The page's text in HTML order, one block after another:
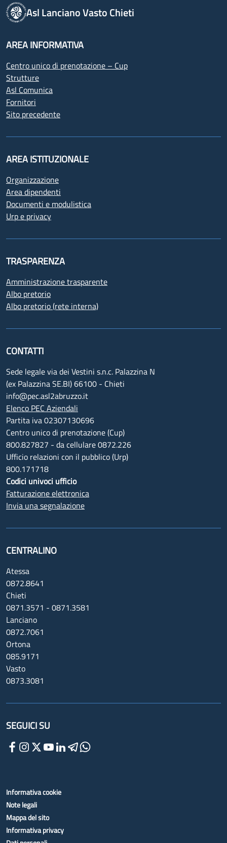
Asl Lanciano Vasto Chieti
AREA INFORMATIVA
Centro unico di prenotazione – Cup
Strutture
Asl Comunica
Fornitori
Sito precedente
AREA ISTITUZIONALE
Organizzazione
Area dipendenti
Documenti e modulistica
Urp e privacy
TRASPARENZA
Amministrazione trasparente
Albo pretorio
Albo pretorio (rete interna)
CONTATTI
Sede legale via dei Vestini s.n.c. Palazzina N
(ex Palazzina SE.BI) 66100 - Chieti
info@pec.asl2abruzzo.it
Elenco PEC Aziendali
Partita iva 02307130696
Centro unico di prenotazione (Cup)
800.827827 - da cellulare 0872.226
Ufficio relazioni con il pubblico (Urp)
800.171718
Codici univoci ufficio
Fatturazione elettronica
Invia una segnalazione
CENTRALINO
Atessa
0872.8641
Chieti
0871.3571 - 0871.3581
Lanciano
0872.7061
Ortona
085.9171
Vasto
0873.3081
SEGUICI SU
Informativa cookie
Note legali
Mappa del sito
Informativa privacy